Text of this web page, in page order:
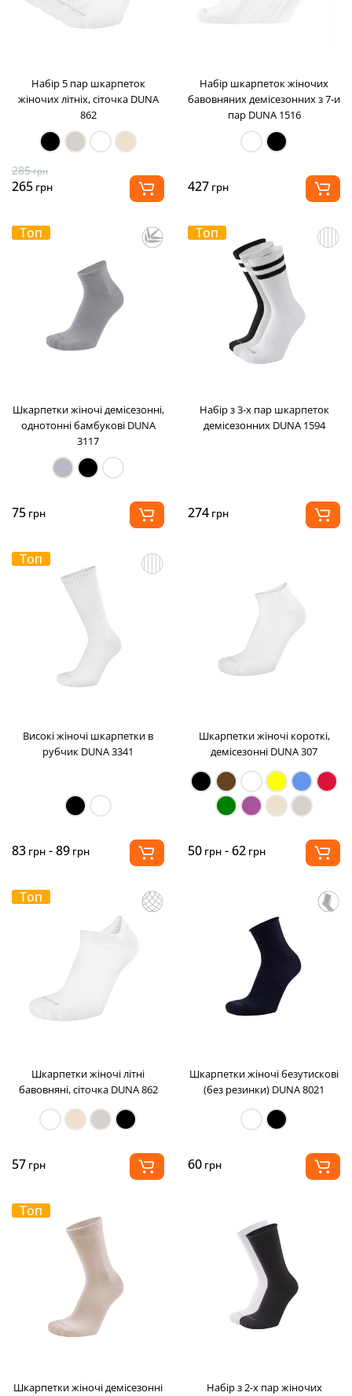
Набір 5 пар шкарпеток
жіночих літніх, сіточка DUNA
862
285грн
265 грн
Набір шкарпеток жіночих
бавовняних демісезонних з 7-и
пар DUNA 1516
427 грн
Топ
Шкарпетки жіночі демісезонні,
однотонні бамбукові DUNA
3117
75 грн
Топ
Набір з 3-х пар шкарпеток
демісезонних DUNA 1594
274 грн
Топ
Високі жіночі шкарпетки в
рубчик DUNA 3341
83 грн - 89 грн
Шкарпетки жіночі короткі,
демісезонні DUNA 307
50 грн - 62 грн
Топ
Шкарпетки жіночі літні
бавовняні, сіточка DUNA 862
57 грн
Шкарпетки жіночі безутискові
(без резинки) DUNA 8021
60 грн
Топ
Шкарпетки жіночі демісезонні Набір з 2-х пар жіночих